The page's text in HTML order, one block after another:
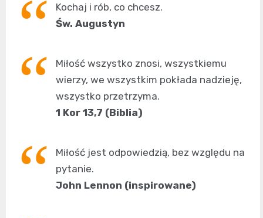
Kochaj i rób, co chcesz.
Św. Augustyn
Miłość wszystko znosi, wszystkiemu
wierzy, we wszystkim pokłada nadzieję,
wszystko przetrzyma.
1 Kor 13,7 (Biblia)
Miłość jest odpowiedzią, bez względu na
pytanie.
John Lennon (inspirowane)